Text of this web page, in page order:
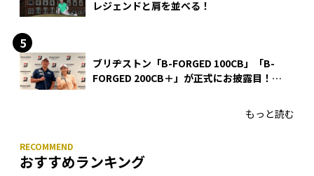
レジェンドと肩を並べる！
ブリヂストン「B-FORGED 100CB」「B-
FORGED 200CB＋」が正式にお披露目！
もっと読む
おすすめランキング